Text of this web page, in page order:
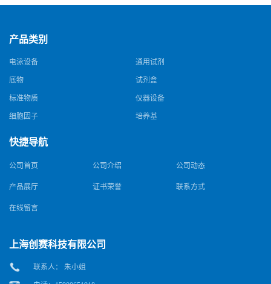
产品类别
电泳设备 通用试剂
底物 试剂盒
标准物质 仪器设备
细胞因子 培养基
快捷导航
公司首页 公司介绍 公司动态
产品展厅 证书荣誉 联系方式
在线留言
上海创赛科技有限公司
联系人： 朱小姐